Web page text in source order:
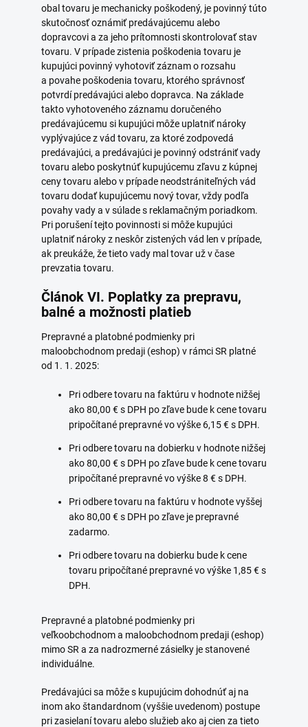
obal tovaru je mechanicky poškodený, je povinný túto
skutočnosť oznámiť predávajúcemu alebo
dopravcovi a za jeho prítomnosti skontrolovať stav
tovaru. V prípade zistenia poškodenia tovaru je
kupujúci povinný vyhotoviť záznam o rozsahu
a povahe poškodenia tovaru, ktorého správnosť
potvrdí predávajúci alebo dopravca. Na základe
takto vyhotoveného záznamu doručeného
predávajúcemu si kupujúci môže uplatniť nároky
vyplývajúce z vád tovaru, za ktoré zodpovedá
predávajúci, a predávajúci je povinný odstrániť vady
tovaru alebo poskytnúť kupujúcemu zľavu z kúpnej
ceny tovaru alebo v prípade neodstrániteľných vád
tovaru dodať kupujúcemu nový tovar, vždy podľa
povahy vady a v súlade s reklamačným poriadkom.
Pri porušení tejto povinnosti si môže kupujúci
uplatniť nároky z neskôr zistených vád len v prípade,
ak preukáže, že tieto vady mal tovar už v čase
prevzatia tovaru.
Článok VI. Poplatky za prepravu,
balné a možnosti platieb
Prepravné a platobné podmienky pri
maloobchodnom predaji (eshop) v rámci SR platné
od 1. 1. 2025:
Pri odbere tovaru na faktúru v hodnote nižšej
ako 80,00 € s DPH po zľave bude k cene tovaru
pripočítané prepravné vo výške 6,15 € s DPH.
Pri odbere tovaru na dobierku v hodnote nižšej
ako 80,00 € s DPH po zľave bude k cene tovaru
pripočítané prepravné vo výške 8 € s DPH.
Pri odbere tovaru na faktúru v hodnote vyššej
ako 80,00 € s DPH po zľave je prepravné
zadarmo.
Pri odbere tovaru na dobierku bude k cene
tovaru pripočítané prepravné vo výške 1,85 € s
DPH.
Prepravné a platobné podmienky pri
veľkoobchodnom a maloobchodnom predaji (eshop)
mimo SR a za nadrozmerné zásielky je stanovené
individuálne.
Predávajúci sa môže s kupujúcim dohodnúť aj na
inom ako štandardnom (vyššie uvedenom) postupe
pri zasielaní tovaru alebo služieb ako aj cien za tieto